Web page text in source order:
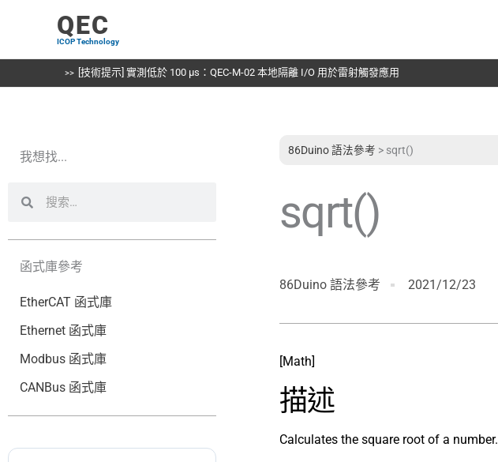
內
QEC
ICOP Technology
[技術提示] 實測低於 100 µs：QEC-M-02 本地隔離 I/O 用於雷射觸發應用
我想找...
尋
函式庫參考
EtherCAT 函式庫
Ethernet 函式庫
Modbus 函式庫
CANBus 函式庫
86Duino 語法參考 > sqrt()
sqrt()
86Duino 語法參考 2021/12/23
[Math]
描述
Calculates the square root of a number.